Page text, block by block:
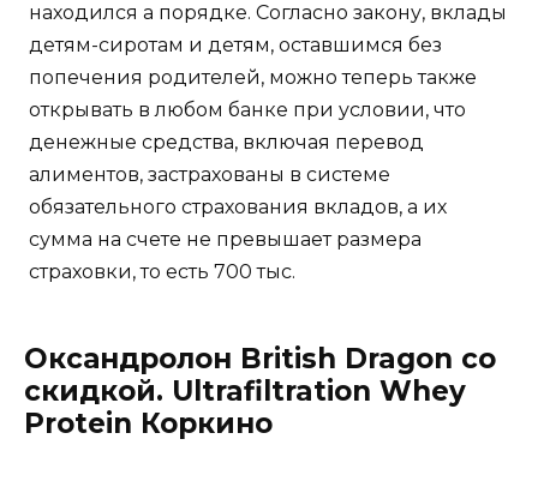
находился а порядке. Согласно закону, вклады
детям-сиротам и детям, оставшимся без
попечения родителей, можно теперь также
открывать в любом банке при условии, что
денежные средства, включая перевод
алиментов, застрахованы в системе
обязательного страхования вкладов, а их
сумма на счете не превышает размера
страховки, то есть 700 тыс.
Оксандролон British Dragon со
скидкой. Ultrafiltration Whey
Protein Коркино